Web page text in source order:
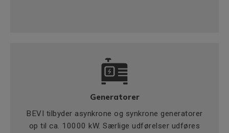
Generatorer
BEVI tilbyder asynkrone og synkrone generatorer
op til ca. 10000 kW. Særlige udførelser udføres